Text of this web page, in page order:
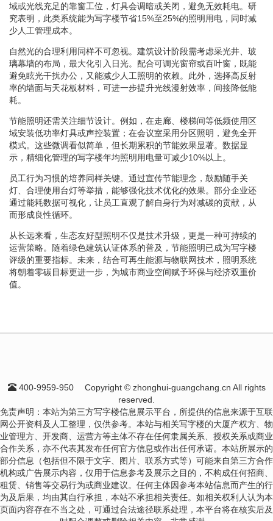
域或光线充足的靠窗工位，灯具会调暗或关闭，避免无效耗电。研
究表明，此类系统能为写字楼节省15%至25%的照明用电，同时减
少人工管理成本。
自然光的合理利用同样不可忽视。建筑设计阶段需考虑采光井、玻
璃幕墙的布局，最大化引入日光。配合可调光窗帘或百叶窗，既能
避免眩光干扰办公，又能减少人工照明的依赖。此外，选择高反射
率的墙面与天花板材料，可进一步提升光线漫射效率，间接降低能
耗。
节能照明还需关注细节设计。例如，在走廊、楼梯间等低频使用区
域安装低功率灯具或声控装置；在会议室采用分区照明，避免全开
模式。这些微调看似简单，但长期累积的节能效果显著。数据显
示，精细化管理的写字楼年均照明用电量可减少10%以上。
员工行为习惯的培养同样关键。通过宣传节能理念，鼓励随手关
灯、合理使用台灯等举措，能够强化技术优化的效果。部分企业还
通过能耗数据可视化，让员工直观了解自身行为对减碳的贡献，从
而形成良性循环。
从长远来看，生态友好型照明不仅是技术升级，更是一种可持续的
运营策略。随着绿色建筑认证体系的普及，节能照明已成为写字楼
评级的重要指标。未来，结合可再生能源与物联网技术，照明系统
将朝着零碳目标更进一步，为城市商业空间赋予环保与经济双重价
值。
400-9959-950
Copyright © zhonghui-guangchang.cn All rights
reserved.
免责声明：本站为第三方写字楼信息展示平台，所提供的信息来源于互联
网公开资料及人工整理，仅供参考。本站与相关写字楼的大厦产权方、物
业管理方、开发商、运营方等主体不存在任何隶属关系、授权关系或商业
合作关系，亦不代表其发布任何官方信息或作出任何承诺。本站所展示的
部分信息（包括但不限于文字、图片、联系方式等）可能来自第三方合作
机构或广告展示内容，仅用于信息参考及展示之目的，不构成任何招商、
租赁、销售等交易行为或商业建议。任何主体因参考本站信息而产生的行
为及后果，均由其自行承担，本站不承担相关责任。如相关权利人认为本
页面内容存在不当之处，可通过合法途径联系处理，本平台将在核实后及